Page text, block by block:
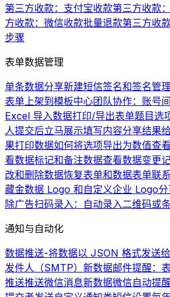
第三方收款：支付宝收款第三方收款
方收款：微信收款批量退款第三方收
步骤
表单数据管理
单条数据分享新建短信签名和签名管理
表单上架到模板中心团队协作：账号
Excel 导入数据打印/导出表单题目选
人提交后立马展示填写内容分享结果
果打印数据如何将选项导出为数值查
看数据标记和备注数据查看数据变更
改和删除数据恢复表单和数据表单联
藏金数据 Logo 和自定义企业 Logo
除广告扫码录入：自动录入二维码或
通知与自动化
数据推送-将数据以 JSON 格式发送
发件人（SMTP） 新数据邮件提醒：
推送推送微信消息新数据微信自动提醒